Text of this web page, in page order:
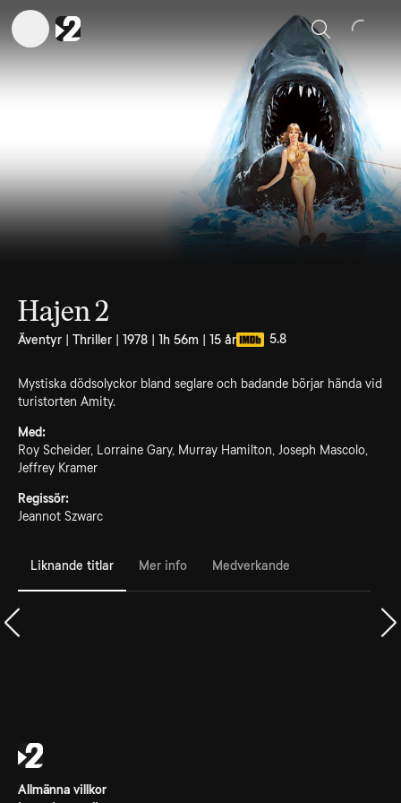
Sök
Hajen 2
Äventyr | Thriller | 1978 | 1h 56m | 15 år 5.8
Mystiska dödsolyckor bland seglare och badande börjar hända vid
turistorten Amity.
Med:
Roy Scheider, Lorraine Gary, Murray Hamilton, Joseph Mascolo,
Jeffrey Kramer
Regissör:
Jeannot Szwarc
Liknande titlar Mer info Medverkande
Allmänna villkor